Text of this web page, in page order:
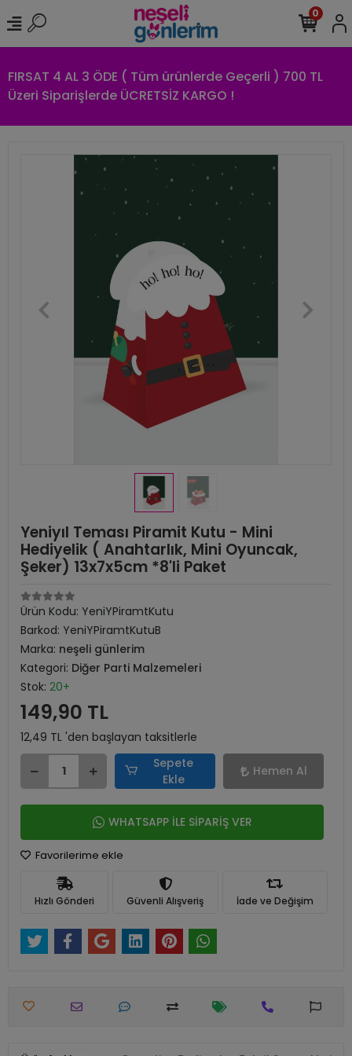
FIRSAT 4 AL 3 ÖDE ( Tüm ürünlerde Geçerli ) 700 TL
Üzeri Siparişlerde ÜCRETSİZ KARGO !
0
Yeniyıl Teması Piramit Kutu - Mini
Hediyelik ( Anahtarlık, Mini Oyuncak,
Şeker) 13x7x5cm *8'li Paket
Ürün Kodu: YeniYPiramtKutu
Barkod: YeniYPiramtKutuB
Marka: neşeli günlerim
Kategori: Diğer Parti Malzemeleri
Stok: 20+
149,90 TL
12,49 TL 'den başlayan taksitlerle
Sepete
Ekle
Hemen Al
WHATSAPP İLE SİPARİŞ VER
Favorilerime ekle
Hızlı Gönderi Güvenli Alışveriş İade ve Değişim